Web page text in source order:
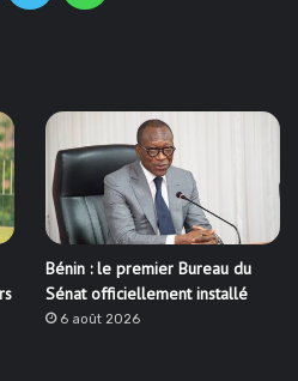
Bénin : le premier Bureau du
Sénat officiellement installé
6 août 2026